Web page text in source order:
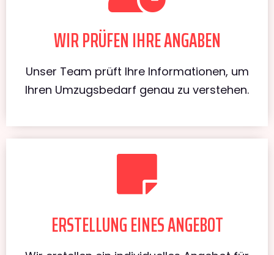
WIR PRÜFEN IHRE ANGABEN
Unser Team prüft Ihre Informationen, um
Ihren Umzugsbedarf genau zu verstehen.
ERSTELLUNG EINES ANGEBOT